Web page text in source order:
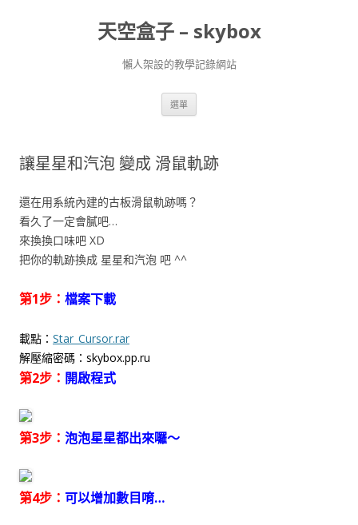
天空盒子 – skybox
懶人架設的教學記錄網站
選單
容
讓星星和汽泡 變成 滑鼠軌跡
還在用系統內建的古板滑鼠軌跡嗎？
看久了一定會膩吧…
來換換口味吧 XD
把你的軌跡換成 星星和汽泡 吧 ^^
第1步： 檔案下載
載點： Star_Cursor.rar
解壓縮密碼：skybox.pp.ru
第2步： 開啟程式
第3步： 泡泡星星都出來囉～
第4步： 可以增加數目唷…